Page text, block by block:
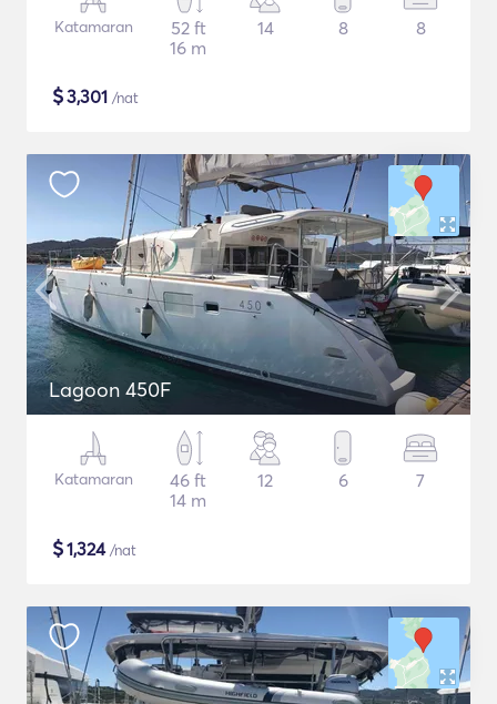
Katamaran
52 ft
16 m
14 8 8
$3,301 /nat
Lagoon 450F
Katamaran
46 ft
14 m
12 6 7
$1,324/nat